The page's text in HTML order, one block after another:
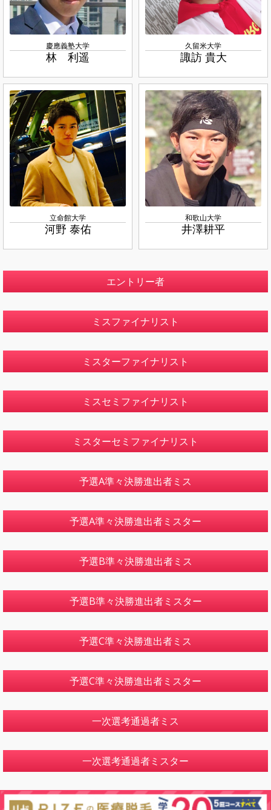
慶應義塾大学
林 利遥
久留米大学
諏訪 貴大
立命館大学
河野 泰佑
和歌山大学
井澤耕平
エントリー者
ミスファイナリスト
ミスターファイナリスト
ミスセミファイナリスト
ミスターセミファイナリスト
予選A準々決勝進出者ミス
予選A準々決勝進出者ミスター
予選B準々決勝進出者ミス
予選B準々決勝進出者ミスター
予選C準々決勝進出者ミス
予選C準々決勝進出者ミスター
一次選考通過者ミス
一次選考通過者ミスター